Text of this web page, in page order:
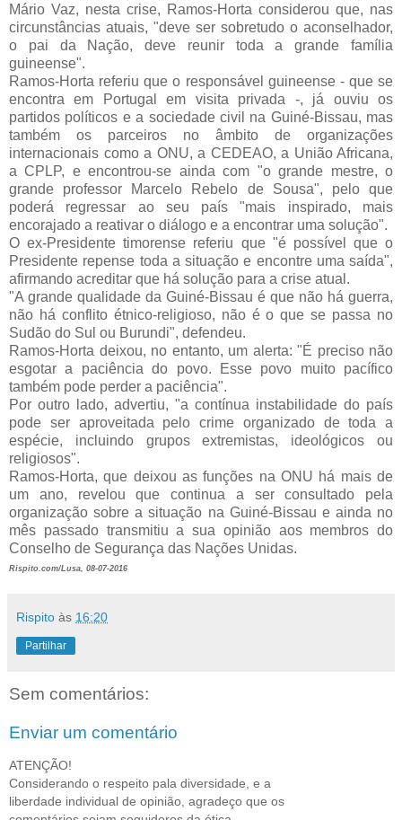
Mário Vaz, nesta crise, Ramos-Horta considerou que, nas
circunstâncias atuais, "deve ser sobretudo o aconselhador,
o pai da Nação, deve reunir toda a grande família
guineense".
Ramos-Horta referiu que o responsável guineense - que se
encontra em Portugal em visita privada -, já ouviu os
partidos políticos e a sociedade civil na Guiné-Bissau, mas
também os parceiros no âmbito de organizações
internacionais como a ONU, a CEDEAO, a União Africana,
a CPLP, e encontrou-se ainda com "o grande mestre, o
grande professor Marcelo Rebelo de Sousa", pelo que
poderá regressar ao seu país "mais inspirado, mais
encorajado a reativar o diálogo e a encontrar uma solução".
O ex-Presidente timorense referiu que "é possível que o
Presidente repense toda a situação e encontre uma saída",
afirmando acreditar que há solução para a crise atual.
"A grande qualidade da Guiné-Bissau é que não há guerra,
não há conflito étnico-religioso, não é o que se passa no
Sudão do Sul ou Burundi", defendeu.
Ramos-Horta deixou, no entanto, um alerta: "É preciso não
esgotar a paciência do povo. Esse povo muito pacífico
também pode perder a paciência".
Por outro lado, advertiu, "a contínua instabilidade do país
pode ser aproveitada pelo crime organizado de toda a
espécie, incluindo grupos extremistas, ideológicos ou
religiosos".
Ramos-Horta, que deixou as funções na ONU há mais de
um ano, revelou que continua a ser consultado pela
organização sobre a situação na Guiné-Bissau e ainda no
mês passado transmitiu a sua opinião aos membros do
Conselho de Segurança das Nações Unidas.
Rispito.com/Lusa, 08-07-2016
Rispito às 16:20
Partilhar
Sem comentários:
Enviar um comentário
ATENÇÃO!
Considerando o respeito pala diversidade, e a
liberdade individual de opinião, agradeço que os